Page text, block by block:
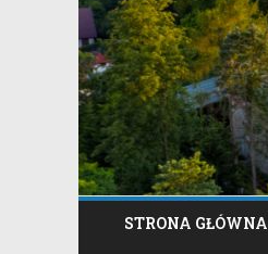
samorządowy
Gminy
Stary
Sącz
STRONA GŁÓWNA